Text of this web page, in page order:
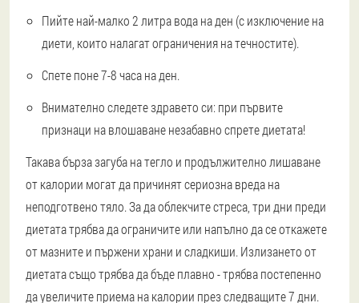
Пийте най-малко 2 литра вода на ден (с изключение на
диети, които налагат ограничения на течностите).
Спете поне 7-8 часа на ден.
Внимателно следете здравето си: при първите
признаци на влошаване незабавно спрете диетата!
Такава бърза загуба на тегло и продължително лишаване
от калории могат да причинят сериозна вреда на
неподготвено тяло. За да облекчите стреса, три дни преди
диетата трябва да ограничите или напълно да се откажете
от мазните и пържени храни и сладкиши. Излизането от
диетата също трябва да бъде плавно - трябва постепенно
да увеличите приема на калории през следващите 7 дни.